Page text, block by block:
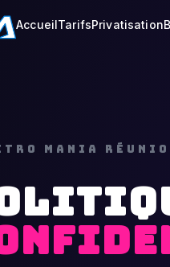
AccueilTarifsPrivatisation
MANIA